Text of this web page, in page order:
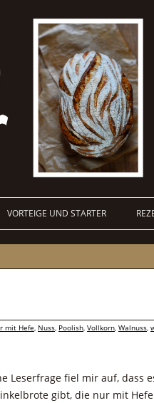
VORTEIGE UND STARTER
mit Hefe, Nuss, Poolish, Vollkorn, Walnuss,
Leserfrage fiel mir auf, dass
gibt, die nur mit